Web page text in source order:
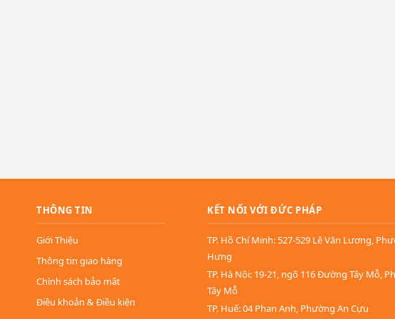
THÔNG TIN
Giới Thiệu
Thông tin giao hàng
Chính sách bảo mật
Điều khoản & Điều kiện
KẾT NỐI VỚI ĐỨC PHÁP
TP. Hồ Chí Minh: 527-529 Lê Văn Lương,
Hưng
TP. Hà Nội: 19-21, ngõ 116 Đường Tây Mỗ,
Tây Mỗ
TP. Huế: 04 Phan Anh, Phường An Cựu